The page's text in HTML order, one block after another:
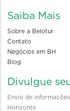
Saiba Mais
Sobre a Belotur
Contato
Negócios em BH
Blog
Divulgue
Envio de
Horizonte